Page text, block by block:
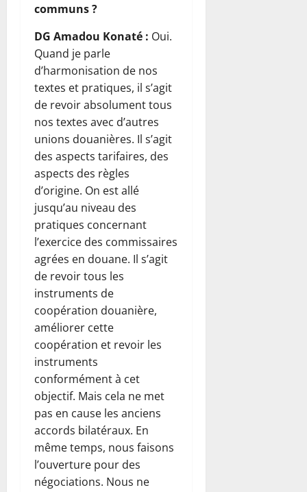
communs ?
DG Amadou Konaté : Oui.
Quand je parle
d’harmonisation de nos
textes et pratiques, il s’agit
de revoir absolument tous
nos textes avec d’autres
unions douanières. Il s’agit
des aspects tarifaires, des
aspects des règles
d’origine. On est allé
jusqu’au niveau des
pratiques concernant
l’exercice des commissaires
agrées en douane. Il s’agit
de revoir tous les
instruments de
coopération douanière,
améliorer cette
coopération et revoir les
instruments
conformément à cet
objectif. Mais cela ne met
pas en cause les anciens
accords bilatéraux. En
même temps, nous faisons
l’ouverture pour des
négociations. Nous ne